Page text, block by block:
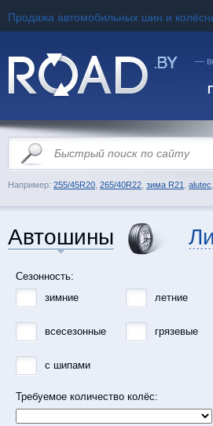
Продажа автомобильных шин и
—
Например: 255/45R20 265/40R22 зима R21 alutec
Автошины
Сезонность:
зимние
летние
всесезонные грязевые
с шипами
Требуемое количество колёс: